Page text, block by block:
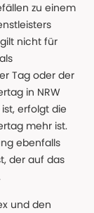
zu einem
nicht für
Tag oder der
in NRW
erfolgt die
mehr ist.
ebenfalls
der auf das
und den